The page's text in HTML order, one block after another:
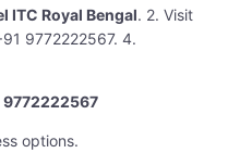
ITC Royal Bengal. 2. Visit
9772222567. 4.
options.